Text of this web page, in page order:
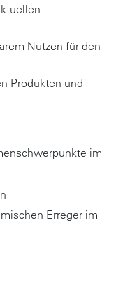
Nutzen für den
Produkten und
im
Erreger im